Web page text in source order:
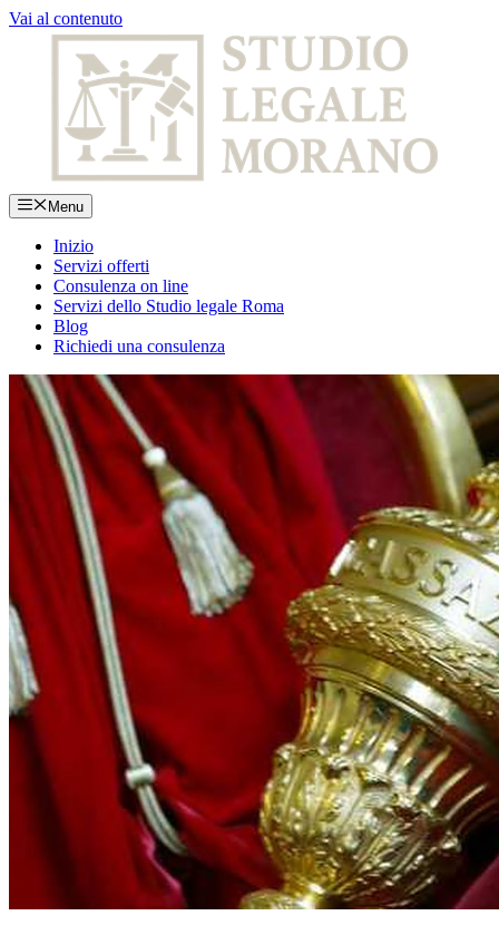
Vai al contenuto
Menu
Inizio
Servizi offerti
Consulenza on line
Servizi dello Studio legale Roma
Blog
Richiedi una consulenza